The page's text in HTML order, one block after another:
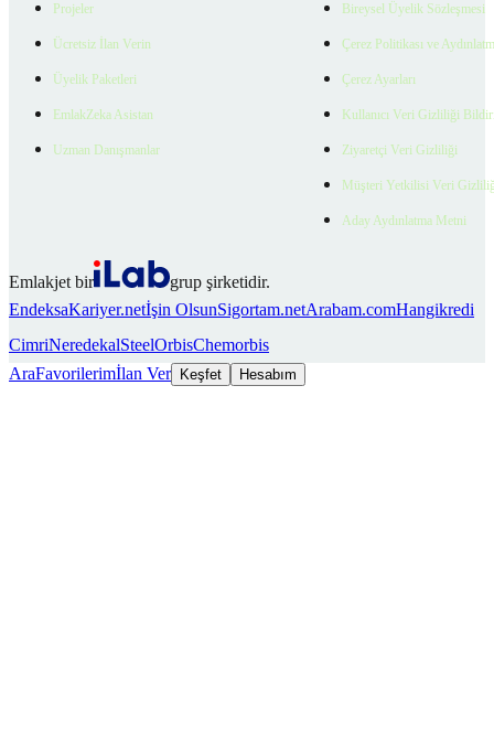
Projeler
Ücretsiz İlan Verin
Üyelik Paketleri
EmlakZeka Asistan
Uzman Danışmanlar
Bireysel Üyelik Sözleşmesi
Çerez Politikası ve
Çerez Ayarları
Kullanıcı Veri Gizliliği
Ziyaretçi Veri Gizliliği
Müşteri Yetkilisi Veri
Aday Aydınlatma Metni
Emlakjet bir
grup şirketidir.
EndeksaKariyer.netİşin OlsunSigortam.netArabam.comHangikredi
CimriNeredekalSteelOrbisChemorbis
AraFavorilerimİlan Ver Keşfet Hesabım